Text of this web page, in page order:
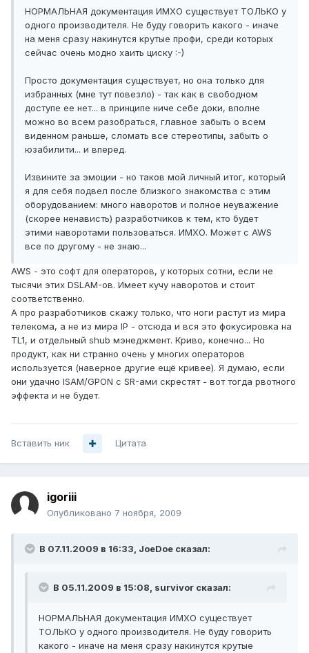
НОРМАЛЬНАЯ документация ИМХО существует ТОЛЬКО у
одного производителя. Не буду говорить какого - иначе
на меня сразу накинутся крутые профи, среди которых
сейчас очень модно хаить циску :-)
Просто документация существует, но она только для
избранных (мне тут повезло) - так как в свободном
доступе ее нет... в принципе ниче себе доки, вполне
можно во всем разобраться, главное забыть о всем
виденном раньше, сломать все стереотипы, забыть о
юзабилити... и вперед.
Извините за эмоции - но таков мой личный итог, который
я для себя подвел после близкого знакомства с этим
оборудованием: много наворотов и полное неуважение
(скорее ненависть) разработчиков к тем, кто будет
этими наворотами пользоваться. ИМХО. Может с AWS
все по другому - не знаю...
AWS - это софт для операторов, у которых сотни, если не
тысячи этих DSLAM-ов. Имеет кучу наворотов и стоит
соответственно.
А про разработчиков скажу только, что ноги растут из мира
телекома, а не из мира IP - отсюда и вся это фокусировка на
TL1, и отдельный shub мэнеджмент. Криво, конечно... Но
продукт, как ни странно очень у многих операторов
используется (наверное другие ещё кривее). Я думаю, если
они удачно ISAM/GPON с SR-ами скрестят - вот тогда рвотного
эффекта и не будет.
Вставить ник Цитата
igoriii
Опубликовано 7 ноября, 2009
В 07.11.2009 в 16:33, JoeDoe сказал:
В 05.11.2009 в 15:08, survivor сказал:
НОРМАЛЬНАЯ документация ИМХО существует
ТОЛЬКО у одного производителя. Не буду говорить
какого - иначе на меня сразу накинутся крутые